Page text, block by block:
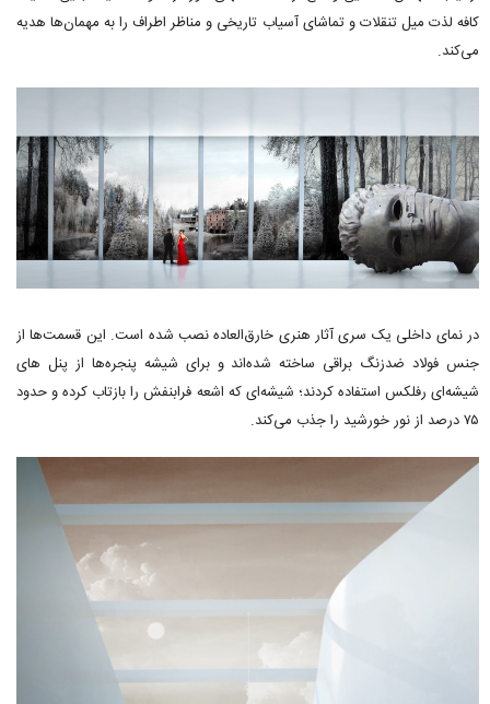
کافه لذت میل تنقلات و تماشای آسیاب تاریخی و مناظر اطراف را به مهمان‌ها هدیه
می‌کند.
در نمای داخلی یک سری آثار هنری خارق‌العاده نصب شده است. این قسمت‌ها از
جنس فولاد ضدزنگ براقی ساخته شده‌اند و برای شیشه پنجره‌ها از پنل های
شیشه‌ای رفلکس استفاده کردند؛ شیشه‌ای که اشعه فرابنفش را بازتاب کرده و حدود
۷۵ درصد از نور خورشید را جذب می‌کند.